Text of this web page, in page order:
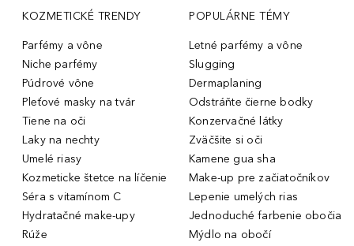
KOZMETICKÉ TRENDY
Parfémy a vône
Niche parfémy
Púdrové vône
Pleťové masky na tvár
Tiene na oči
Laky na nechty
Umelé riasy
Kozmeticke štetce na líčenie
Séra s vitamínom C
Hydratačné make-upy
Rúže
POPULÁRNE TÉMY
Letné parfémy a vône
Slugging
Dermaplaning
Odstráňte čierne bodky
Konzervačné látky
Zväčšite si oči
Kamene gua sha
Make-up pre začiatočníkov
Lepenie umelých rias
Jednoduché farbenie obočia
Mýdlo na obočí